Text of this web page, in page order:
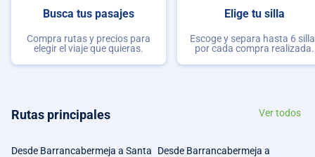
Busca tus pasajes
Compra rutas y precios para
elegir el viaje que quieras.
Elige tu silla
Escoge y separa hasta 6
por cada compra realizada.
Rutas principales Ver todos
Desde Barrancabermeja a Santa
Desde Barrancabermeja a